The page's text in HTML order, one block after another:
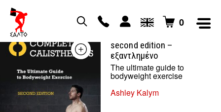
0
second edition –
εξαντλημένο
The ultimate guide to
bodyweight exercise
Ashley Kalym